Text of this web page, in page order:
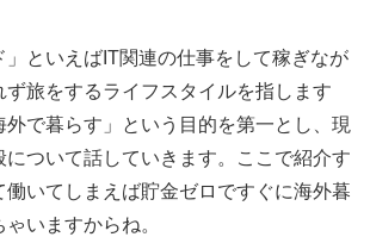
」といえばIT関連の仕事をして稼ぎなが
ず旅をするライフスタイルを指します
外で暮らす」という目的を第一とし、現
について話していきます。ここで紹介す
働いてしまえば貯金ゼロですぐに海外暮
いますからね。